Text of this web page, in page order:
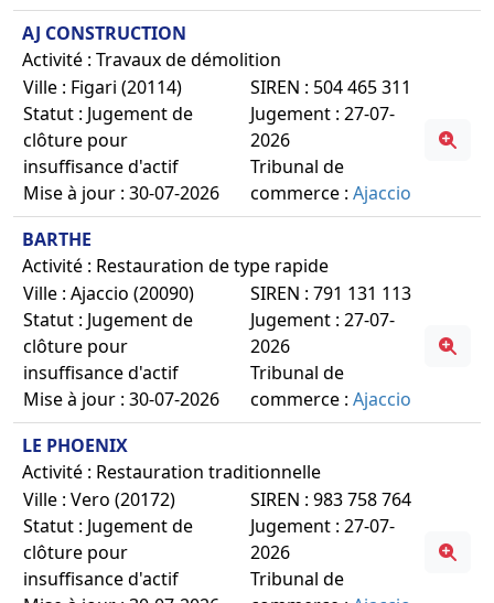
AJ CONSTRUCTION
Activité : Travaux de démolition
Ville : Figari (20114)
Statut : Jugement de
clôture pour
insuffisance d'actif
Mise à jour : 30-07-2026
SIREN : 504 465 311
Jugement : 27-07-
2026
Tribunal de
commerce :Ajaccio
BARTHE
Activité : Restauration de type rapide
Ville : Ajaccio (20090)
Statut : Jugement de
clôture pour
insuffisance d'actif
Mise à jour : 30-07-2026
SIREN : 791 131 113
Jugement : 27-07-
2026
Tribunal de
commerce :Ajaccio
LE PHOENIX
Activité : Restauration traditionnelle
Ville : Vero (20172)
Statut : Jugement de
clôture pour
insuffisance d'actif
SIREN : 983 758 764
Jugement : 27-07-
2026
Tribunal de